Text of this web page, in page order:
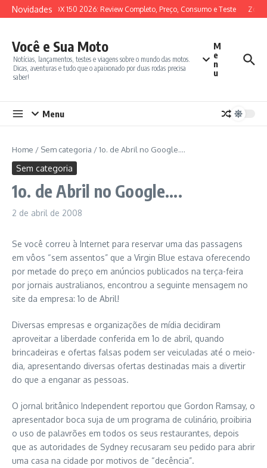
Ir para o conteúdo
NovidadesSYM ADX 150 2026: Review Completo, Preço, Consumo e Teste
Você e Sua Moto
Notícias, lançamentos, testes e viagens sobre o mundo das motos.
Dicas, aventuras e tudo que o apaixonado por duas rodas precisa
saber!
M
e
n
u
Menu
Home / Sem categoria /1o. de Abril no Google….
Sem categoria
1o. de Abril no Google….
2 de abril de 2008
Se você correu à Internet para reservar uma das passagens
em vôos “sem assentos” que a Virgin Blue estava oferecendo
por metade do preço em anúncios publicados na terça-feira
por jornais australianos, encontrou a seguinte mensagem no
site da empresa: 1o de Abril!
Diversas empresas e organizações de mídia decidiram
aproveitar a liberdade conferida em 1o de abril, quando
brincadeiras e ofertas falsas podem ser veiculadas até o meio-
dia, apresentando diversas ofertas destinadas mais a divertir
do que a enganar as pessoas.
O jornal britânico Independent reportou que Gordon Ramsay, o
apresentador boca suja de um programa de culinário, proibiria
o uso de palavrões em todos os seus restaurantes, depois
que as autoridades de Sydney recusaram seu pedido para abrir
uma casa na cidade por motivos de “decência”.